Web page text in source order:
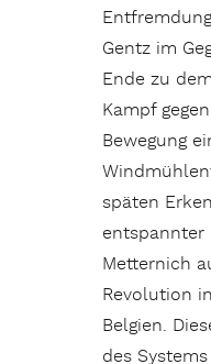
Gentz im
Ende zu
Kampf
Bewegung
späten
Metternich
Revolution
Belgien.
des